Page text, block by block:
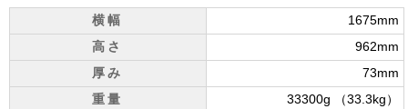
横幅
1675mm
高さ
962mm
厚み
73mm
重量
33300g （33.3kg）